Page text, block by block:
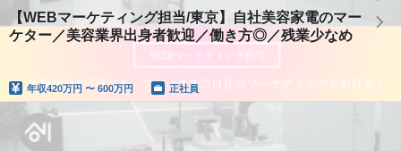
【WEBマーケティング担当/東京】自社美容家電のマー
ケター／美容業界出身者歓迎／働き方◎／残業少なめ
年収420万円 〜 600万円 正社員